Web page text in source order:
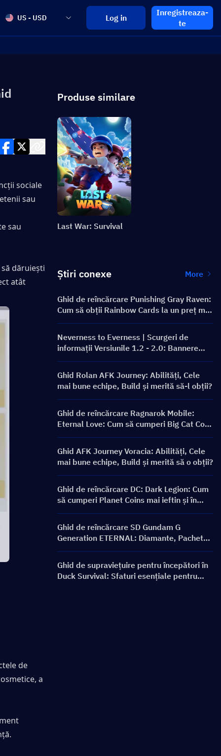
US - USD Log in
Inregistreaza-
te
sociale
sau
sau
dăruiești
atât
de
a
Produse similare
Last War: Survival
Știri conexe More
Ghid de reîncărcare Punishing Gray Raven:
Cum să obții Rainbow Cards la un preț mai
bun?
Neverness to Everness | Scurgeri de
informații Versiunile 1.2 - 2.0: Bannere
viitoare și Roadmap!
Ghid Rolan AFK Journey: Abilități, Cele
mai bune echipe, Build și merită să-l obții?
Ghid de reîncărcare Ragnarok Mobile:
Eternal Love: Cum să cumperi Big Cat Coin
la un preț mai bun?
Ghid AFK Journey Voracia: Abilități, Cele
mai bune echipe, Build și merită să o obții?
Ghid de reîncărcare DC: Dark Legion: Cum
să cumperi Planet Coins mai ieftin și în
siguranță
Ghid de reîncărcare SD Gundam G
Generation ETERNAL: Diamante, Pachete
Limit Break, Prețuri și Metode de
Reîncărcare
Ghid de supraviețuire pentru începători în
Duck Survival: Sfaturi esențiale pentru